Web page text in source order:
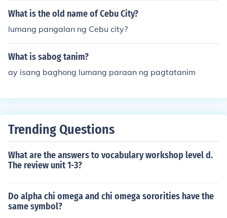
What is the old name of Cebu City?
lumang pangalan ng Cebu city?
What is sabog tanim?
ay isang baghong lumang paraan ng pagtatanim
Trending Questions
What are the answers to vocabulary workshop level d.
The review unit 1-3?
Do alpha chi omega and chi omega sororities have the
same symbol?